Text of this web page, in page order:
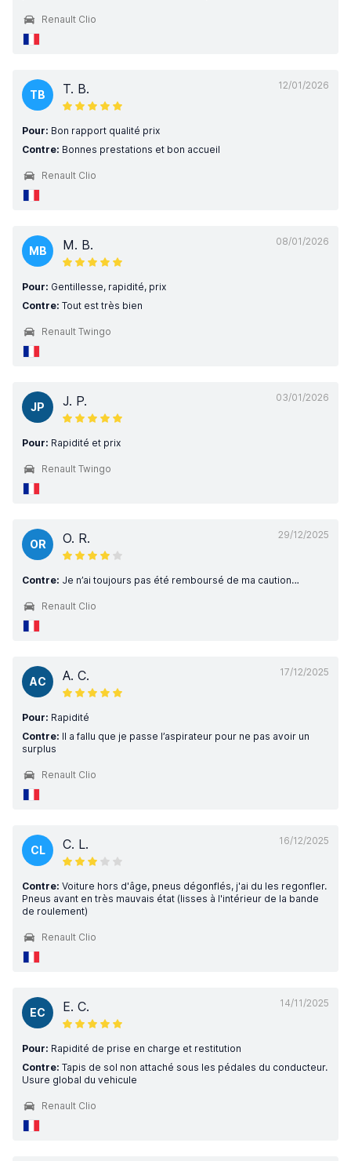
Renault Clio
12/01/2026
TB T. B.
Pour: Bon rapport qualité prix
Contre: Bonnes prestations et bon accueil
Renault Clio
08/01/2026
MB M. B.
Pour: Gentillesse, rapidité, prix
Contre: Tout est très bien
Renault Twingo
03/01/2026
JP J. P.
Pour: Rapidité et prix
Renault Twingo
29/12/2025
OR O. R.
Contre: Je n’ai toujours pas été remboursé de ma caution…
Renault Clio
17/12/2025
AC A. C.
Pour: Rapidité
Contre: Il a fallu que je passe l’aspirateur pour ne pas avoir un
surplus
Renault Clio
16/12/2025
CL C. L.
Contre: Voiture hors d'âge, pneus dégonflés, j'ai du les regonfler.
Pneus avant en très mauvais état (lisses à l'intérieur de la bande
de roulement)
Renault Clio
14/11/2025
EC E. C.
Pour: Rapidité de prise en charge et restitution
Contre: Tapis de sol non attaché sous les pédales du conducteur.
Usure global du vehicule
Renault Clio